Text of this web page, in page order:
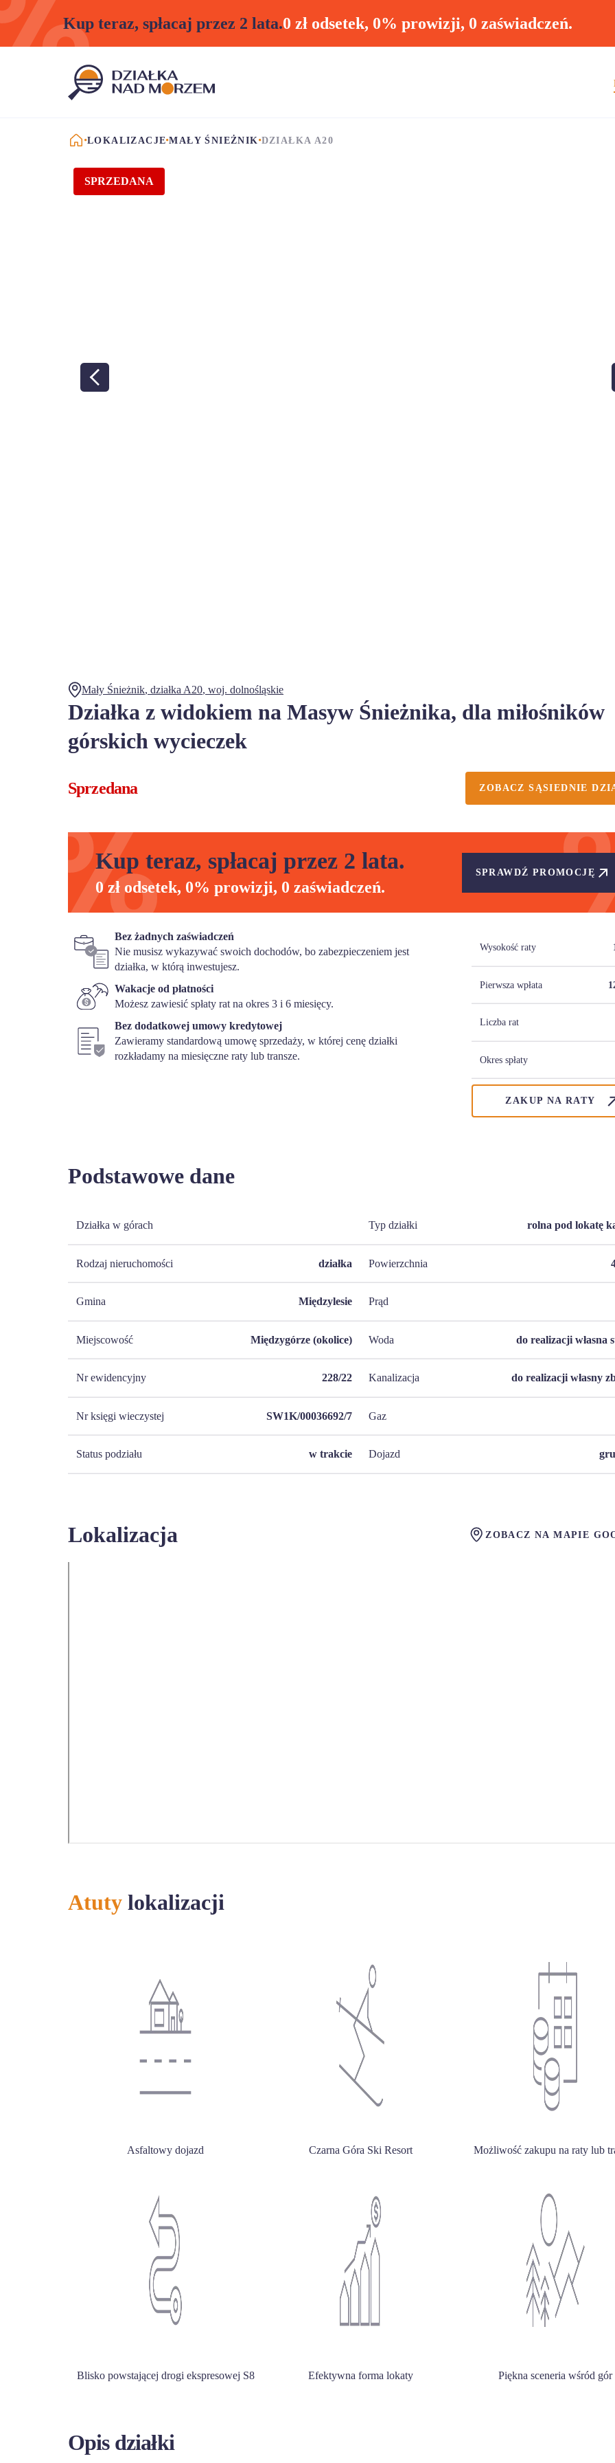
Kup teraz, spłacaj przez 2 lata.0 zł odsetek, 0% prowizji, 0 zaświadczeń.
STRONA GŁÓWNA
LOKALIZACJE MAŁY ŚNIEŻNIK DZIAŁKA A20
SPRZEDANA
Mały Śnieżnik, działka A20, woj. dolnośląskie
Działka z widokiem na Masyw Śnieżnika, dla miłośników
górskich wycieczek
Sprzedana ZOBACZ SĄSIEDNIE
Kup teraz, spłacaj przez 2 lata.
0 zł odsetek, 0% prowizji, 0 zaświadczeń.
SPRAWDŹ PROMOCJĘ
Bez żadnych zaświadczeń
Nie musisz wykazywać swoich dochodów, bo zabezpieczeniem jest
działka, w którą inwestujesz.
Wakacje od płatności
Możesz zawiesić spłaty rat na okres 3 i 6 miesięcy.
Bez dodatkowej umowy kredytowej
Zawieramy standardową umowę sprzedaży, w której cenę działki
rozkładamy na miesięczne raty lub transze.
Wysokość raty
Pierwsza wpłata
Liczba rat
Okres spłaty
ZAKUP NA RATY
Podstawowe dane
Działka w górach
Rodzaj nieruchomości działka
Gmina Międzylesie
Miejscowość Międzygórze (okolice)
Nr ewidencyjny 228/22
Nr księgi wieczystej SW1K/00036692/7
Status podziału w trakcie
Typ działki rolna pod lokatę
Powierzchnia
Prąd
Woda do realizacji własna
Kanalizacja do realizacji własny
Gaz
Dojazd
Lokalizacja ZOBACZ NA MAPIE
Atuty lokalizacji
Asfaltowy dojazd Czarna Góra Ski Resort Możliwość zakupu na raty lub
Blisko powstającej drogi ekspresowej S8 Efektywna forma lokaty Piękna sceneria wśród gór
Opis działki